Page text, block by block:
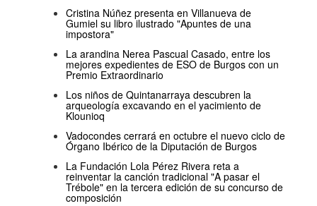
Cristina Núñez presenta en Villanueva de
Gumiel su libro ilustrado "Apuntes de una
impostora"
La arandina Nerea Pascual Casado, entre los
mejores expedientes de ESO de Burgos con un
Premio Extraordinario
Los niños de Quintanarraya descubren la
arqueología excavando en el yacimiento de
Klounioq
Vadocondes cerrará en octubre el nuevo ciclo de
Órgano Ibérico de la Diputación de Burgos
La Fundación Lola Pérez Rivera reta a
reinventar la canción tradicional "A pasar el
Trébole" en la tercera edición de su concurso de
composición